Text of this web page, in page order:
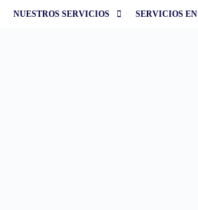
NUESTROS SERVICIOS SERVICIOS